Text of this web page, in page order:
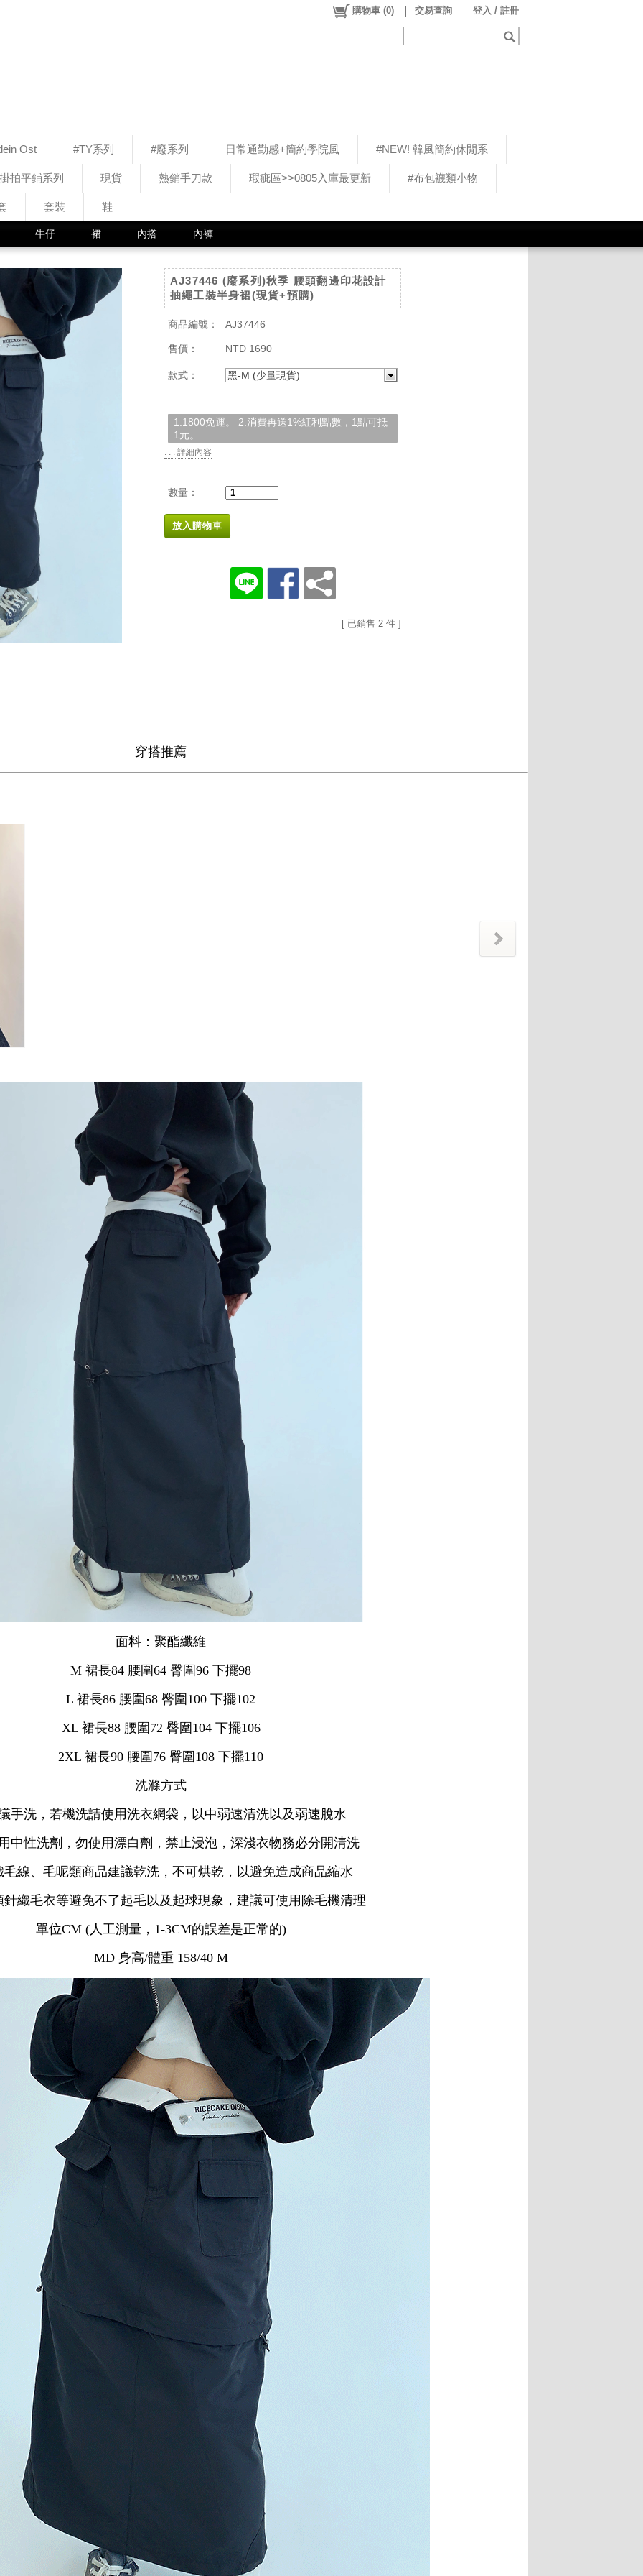
Ost #TY系列 #廢系列 日常通勤感+簡約學院風 #NEW! 韓風簡約休閒系
拍平鋪系列 現貨 熱銷手刀款 瑕疵區>>0805入庫最更新 #布包襪類小物
套裝 鞋
購物車 (0) 交易查詢 登入 / 註冊
牛仔 裙 內搭 內褲
AJ37446 (廢系列)秋季 腰頭翻邊印花設計
抽繩工裝半身裙(現貨+預購)
商品編號： AJ37446
售價： NTD 1690
款式： 黑-M (少量現貨)
1.1800免運。 2.消費再送1%紅利點數，1點可抵
1元。
. . . 詳細內容
數量：
放入購物車
[ 已銷售 2 件 ]